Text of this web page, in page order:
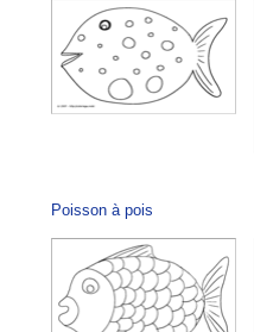
Poisson à pois